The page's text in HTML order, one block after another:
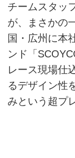
チームスタッ
が、まさかの
国・広州に本
ンド「
レース現場仕
るデザイン性
みという超プ